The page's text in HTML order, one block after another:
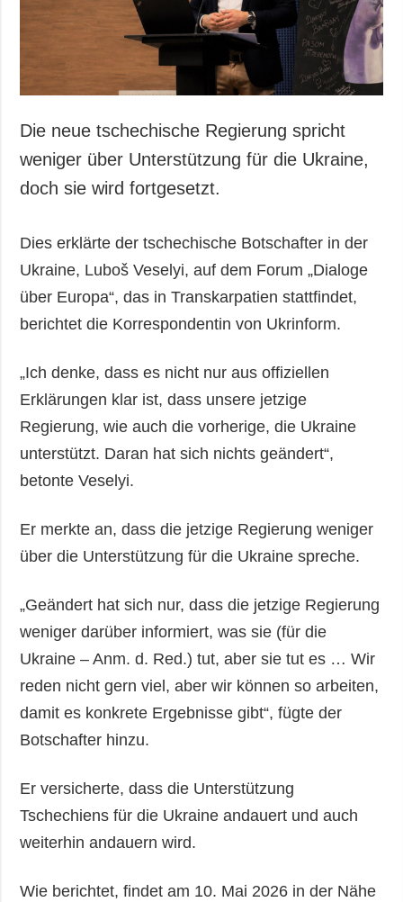
Die neue tschechische Regierung spricht
weniger über Unterstützung für die Ukraine,
doch sie wird fortgesetzt.
Dies erklärte der tschechische Botschafter in der
Ukraine, Luboš Veselyi, auf dem Forum „Dialoge
über Europa“, das in Transkarpatien stattfindet,
berichtet die Korrespondentin von Ukrinform.
„Ich denke, dass es nicht nur aus offiziellen
Erklärungen klar ist, dass unsere jetzige
Regierung, wie auch die vorherige, die Ukraine
unterstützt. Daran hat sich nichts geändert“,
betonte Veselyi.
Er merkte an, dass die jetzige Regierung weniger
über die Unterstützung für die Ukraine spreche.
„Geändert hat sich nur, dass die jetzige Regierung
weniger darüber informiert, was sie (für die
Ukraine – Anm. d. Red.) tut, aber sie tut es … Wir
reden nicht gern viel, aber wir können so arbeiten,
damit es konkrete Ergebnisse gibt“, fügte der
Botschafter hinzu.
Er versicherte, dass die Unterstützung
Tschechiens für die Ukraine andauert und auch
weiterhin andauern wird.
Wie berichtet, findet am 10. Mai 2026 in der Nähe